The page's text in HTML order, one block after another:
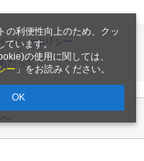
の利便性向上のため、クッ
ています。
の使用に関しては、
ー 」をお読みください。
OK
バシーポリシー
たって